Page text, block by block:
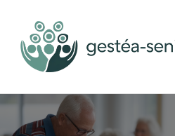
Gestea Senior
Bien-être et services seniors